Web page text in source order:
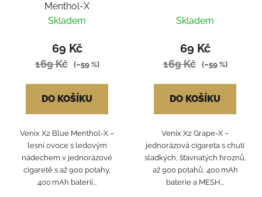
Menthol-X
Skladem
69 Kč
169 Kč (–59 %)
DO KOŠÍKU
Venix X2 Blue Menthol‑X –
lesní ovoce s ledovým
nádechem v jednorázové
cigaretě s až 900 potahy,
400 mAh baterií...
Skladem
69 Kč
169 Kč (–59 %)
DO KOŠÍKU
Venix X2 Grape‑X –
jednorázová cigareta s chutí
sladkých, šťavnatých hroznů,
až 900 potahů, 400 mAh
baterie a MESH...